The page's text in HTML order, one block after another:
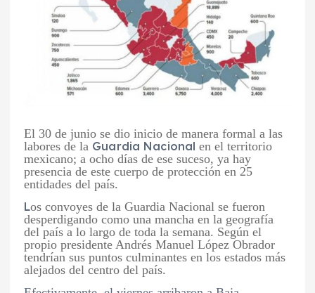
El 30 de junio se dio inicio de manera formal a las
labores de la Guardia Nacional en el territorio
mexicano; a ocho días de ese suceso, ya hay
presencia de este cuerpo de protección en 25
entidades del país.
Los convoyes de la Guardia Nacional se fueron
desperdigando como una mancha en la geografía
del país a lo largo de toda la semana. Según el
propio presidente Andrés Manuel López Obrador
tendrían sus puntos culminantes en los estados más
alejados del centro del país.